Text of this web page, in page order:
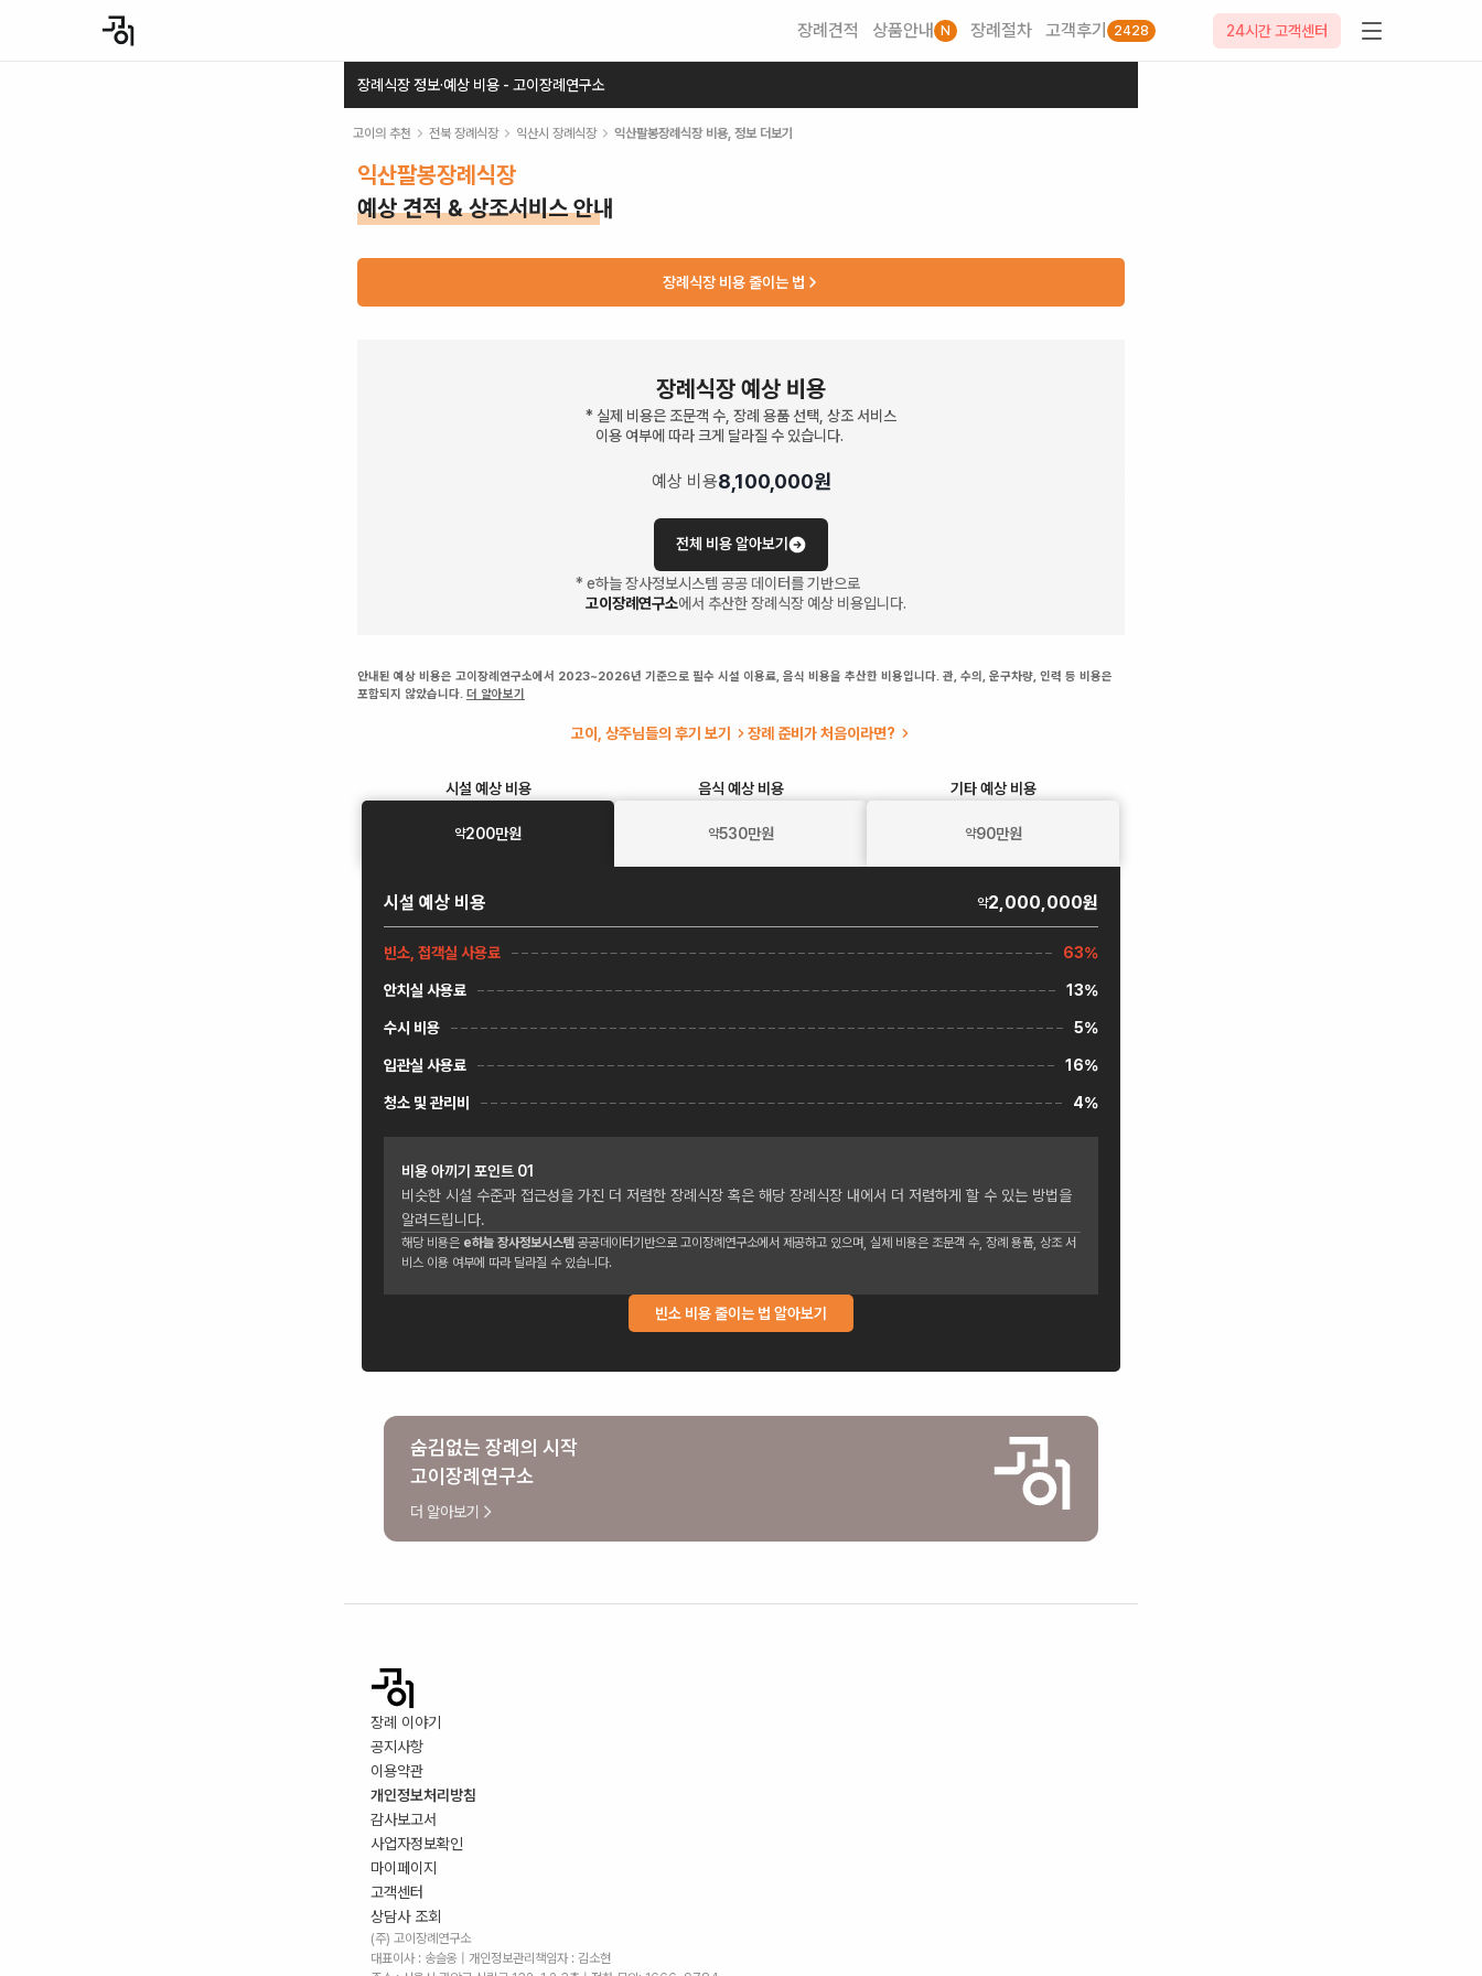
장례견적 상품안내 N 장례절차 고객후기 2428 24시간 고객센터
장례식장 정보·예상 비용 - 고이장례연구소
고이의 추천 전북 장례식장 익산시 장례식장 익산팔봉장례식장비용, 정보 더보기
익산팔봉장례식장
예상 견적 & 상조서비스 안내
장례식장 비용 줄이는 법
장례식장 예상 비용
* 실제 비용은 조문객 수, 장례 용품 선택, 상조 서비스
이용 여부에 따라 크게 달라질 수 있습니다.
예상 비용8,100,000원
전체 비용 알아보기
* e하늘 장사정보시스템 공공 데이터를 기반으로
고이장례연구소에서 추산한 장례식장 예상 비용입니다.
안내된 예상 비용은 고이장례연구소에서 2023~2026년 기준으로 필수 시설 이용료, 음식 비용을 추산한 비용입니다. 관, 수의, 운구차량, 인력 등 비용은
포함되지 않았습니다. 더 알아보기
고이, 상주님들의 후기 보기 장례 준비가 처음이라면?
시설 예상 비용
약200만원
음식 예상 비용
약530만원
기타예상 비용
약90만원
시설 예상 비용 약2,000,000원
빈소, 접객실 사용료 63%
안치실 사용료 13%
수시 비용 5%
입관실 사용료 16%
청소 및 관리비 4%
비용 아끼기 포인트 01
비슷한 시설 수준과 접근성을 가진 더 저렴한 장례식장 혹은 해당 장례식장 내에서 더 저렴하게 할 수 있는 방법을
알려드립니다.
해당 비용은 e하늘 장사정보시스템 공공데이터기반으로 고이장례연구소에서 제공하고 있으며, 실제 비용은 조문객 수, 장례 용품, 상조 서
비스 이용 여부에 따라 달라질 수 있습니다.
빈소 비용 줄이는 법 알아보기
숨김없는 장례의 시작
고이장례연구소
더 알아보기
장례 이야기
공지사항
이용약관
개인정보처리방침
감사보고서
사업자정보확인
마이페이지
고객센터
상담사 조회
(주) 고이장례연구소
대표이사 : 송슬옹 | 개인정보관리책임자 : 김소현